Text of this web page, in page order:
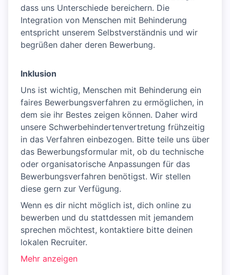
dass uns Unterschiede bereichern. Die
Integration von Menschen mit Behinderung
entspricht unserem Selbstverständnis und wir
begrüßen daher deren Bewerbung.
Inklusion
Uns ist wichtig, Menschen mit Behinderung ein
faires Bewerbungsverfahren zu ermöglichen, in
dem sie ihr Bestes zeigen können. Daher wird
unsere Schwerbehindertenvertretung frühzeitig
in das Verfahren einbezogen. Bitte teile uns über
das Bewerbungsformular mit, ob du technische
oder organisatorische Anpassungen für das
Bewerbungsverfahren benötigst. Wir stellen
diese gern zur Verfügung.
Wenn es dir nicht möglich ist, dich online zu
bewerben und du stattdessen mit jemandem
sprechen möchtest, kontaktiere bitte deinen
lokalen Recruiter.
Mehr anzeigen